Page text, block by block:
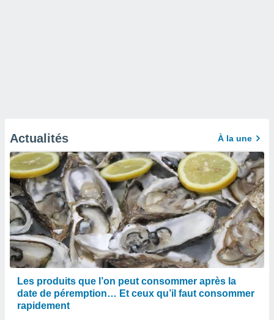
Actualités À la une
Les produits que l’on peut consommer après la
date de péremption… Et ceux qu’il faut consommer
rapidement